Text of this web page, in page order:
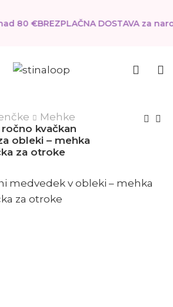
80 €BREZPLAČNA DOSTAVA za
Mehke
kvačkan
obleki – mehka
za otroke